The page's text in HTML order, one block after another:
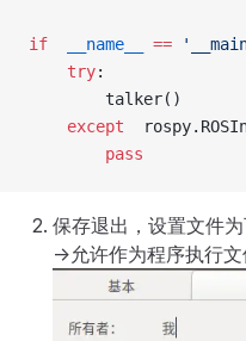
if
  __name__
==
    try
:
        talker()
    except
        pass
保存退出，设置文件
->允许作为程序执行